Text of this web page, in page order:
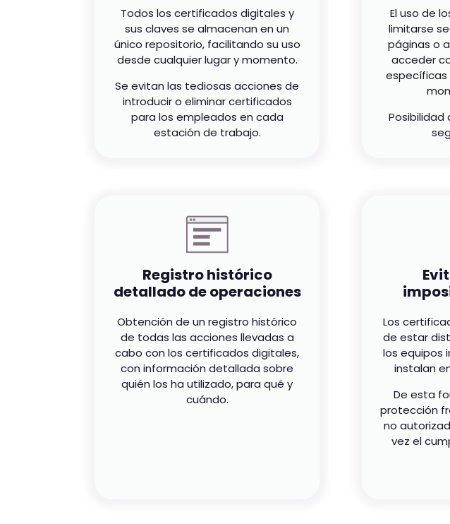
Todos los certificados digitales y
sus claves se almacenan en un
único repositorio, facilitando su uso
desde cualquier lugar y momento.
Se evitan las tediosas acciones de
introducir o eliminar certificados
para los empleados en cada
estación de trabajo.
El uso de
limitarse
páginas o
acceder
específicas
Registro histórico
detallado de operaciones
Obtención de un registro histórico
de todas las acciones llevadas a
cabo con los certificados digitales,
con información detallada sobre
quién los ha utilizado, para qué y
cuándo.
Los
de estar
los equipos
instalan
De esta
protección
no
vez el